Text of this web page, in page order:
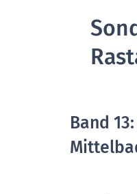
Band